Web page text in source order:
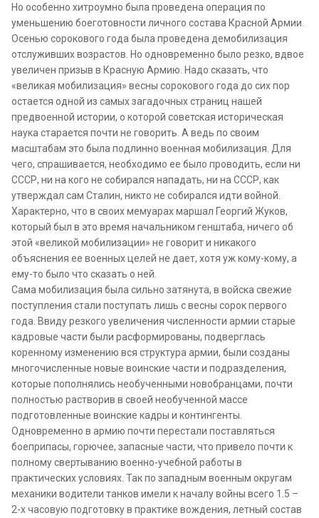
Но особенно хитроумно была проведена операция по
уменьшению боеготовности личного состава Красной Армии.
Осенью сорокового года была проведена демобилизация
отслуживших возрастов. Но одновременно было резко, вдвое
увеличен призыв в Красную Армию. Надо сказать, что
«великая мобилизация» весны сорокового года до сих пор
остается одной из самых загадочных страниц нашей
предвоенной истории, о которой советская историческая
наука старается почти не говорить. А ведь по своим
масштабам это была подлинно военная мобилизация. Для
чего, спрашивается, необходимо ее было проводить, если ни
СССР, ни на кого не собирался нападать, ни на СССР, как
утверждал сам Сталин, никто не собирался идти войной.
Характерно, что в своих мемуарах маршал Георгий Жуков,
который был в это время начальником генштаба, ничего об
этой «великой мобилизации» не говорит и никакого
объяснения ее военных целей не дает, хотя уж кому-кому, а
ему-то было что сказать о ней.
Сама мобилизация была сильно затянута, в войска свежие
поступления стали поступать лишь с весны сорок первого
года. Ввиду резкого увеличения численности армии старые
кадровые части были расформированы, подверглась
коренному изменению вся структура армии, были созданы
многочисленные новые воинские части и подразделения,
которые пополнялись необученными новобранцами, почти
полностью растворив в своей необученной массе
подготовленные воинские кадры и контингенты.
Одновременно в армию почти перестали поставляться
боеприпасы, горючее, запасные части, что привело почти к
полному свертыванию военно-учебной работы в
практических условиях. Так по западным военным округам
механики водители танков имели к началу войны всего 1.5 –
2-х часовую подготовку в практике вождения, летный состав